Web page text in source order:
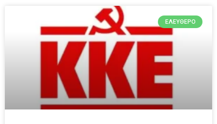
ΕΛΕΎΘΕΡΟ